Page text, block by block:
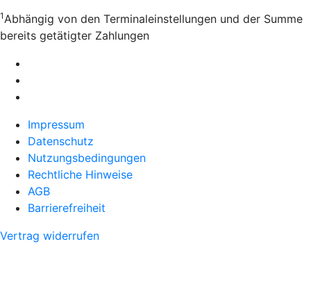
1 Abhängig von den Terminaleinstellungen und der Summe
bereits getätigter Zahlungen
Impressum
Datenschutz
Nutzungsbedingungen
Rechtliche Hinweise
AGB
Barrierefreiheit
Vertrag widerrufen